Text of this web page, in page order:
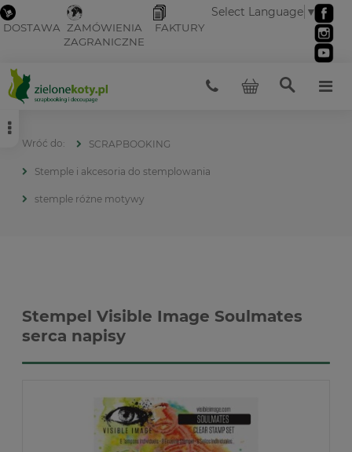
DOSTAWA ZAMÓWIENIA
ZAGRANICZNE
FAKTURY
Select Language ▼
SCRAPBOOKING
Stemple i akcesoria do stemplowania
stemple różne motywy
Stempel Visible Image Soulmates
serca napisy